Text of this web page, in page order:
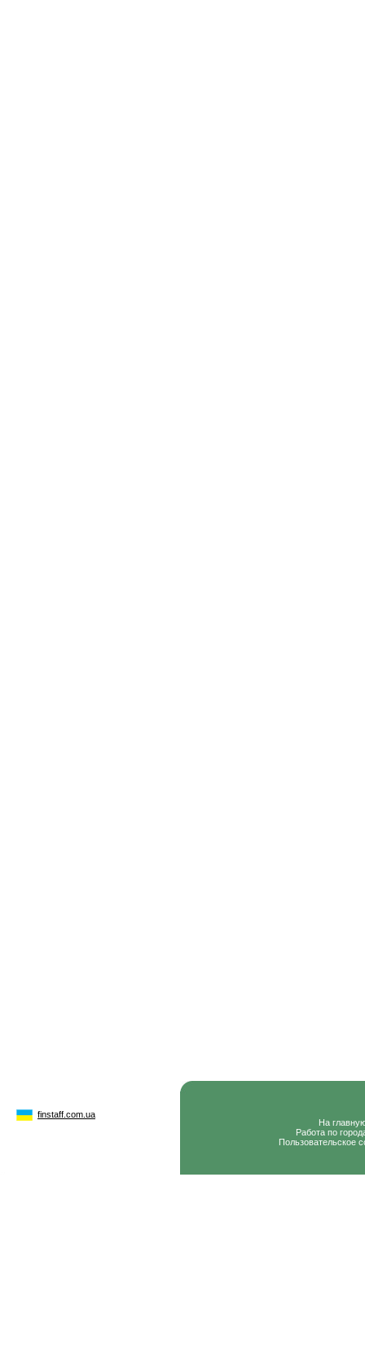
finstaff.com.ua
На
Работа по
Пользовательское